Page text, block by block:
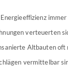
immer
verteuerten
Altbauten oft
vermittelbar